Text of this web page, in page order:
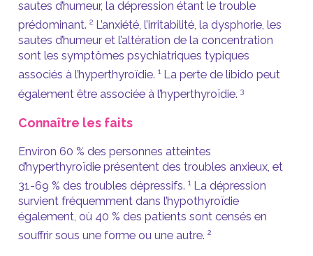
sautes d’humeur, la dépression étant le trouble
prédominant. 2 L’anxiété, l’irritabilité, la dysphorie, les
sautes d’humeur et l’altération de la concentration
sont les symptômes psychiatriques typiques
associés à l’hyperthyroïdie. 1 La perte de libido peut
également être associée à l’hyperthyroïdie. 3
Connaître les faits
Environ 60 % des personnes atteintes
d’hyperthyroïdie présentent des troubles anxieux, et
31-69 % des troubles dépressifs. 1 La dépression
survient fréquemment dans l’hypothyroïdie
également, où 40 % des patients sont censés en
souffrir sous une forme ou une autre. 2